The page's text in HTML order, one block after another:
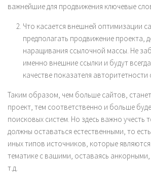
важнейшие для продвижения ключевые
Что касается внешней оптимизации
предполагать продвижение проекта,
наращивания ссылочной массы. Не
именно внешние ссылки и будут
качестве показателя авторитетности
Таким образом, чем больше сайтов,
проект, тем соответственно и больше
поисковых систем. Но здесь важно учесть
должны оставаться естественными, то
иных типов источников, которые
тематике с вашими, оставаясь
т.д.